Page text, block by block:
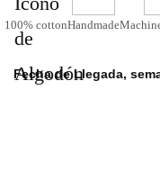
100% cottonHandmade
Fecha de Llegada,